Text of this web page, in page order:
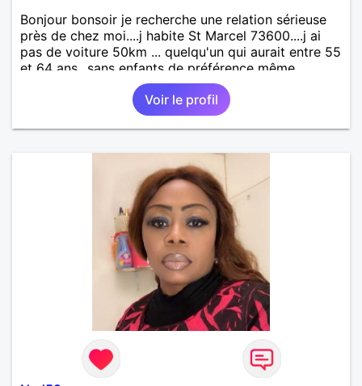
Bonjour bonsoir je recherche une relation sérieuse
près de chez moi....j habite St Marcel 73600....j ai
pas de voiture 50km ... quelqu'un qui aurait entre 55
et 64 ans...sans enfants de préférence même
adultes et qui n aurait garder aucun contact avec
une où plusieurs ex...si vous correspondez à ma
recherche ecrivez moi je vous répondrai...
Voir le profil